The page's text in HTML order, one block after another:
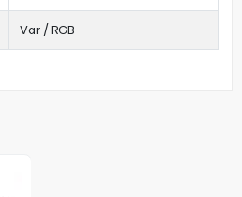
Var / RGB